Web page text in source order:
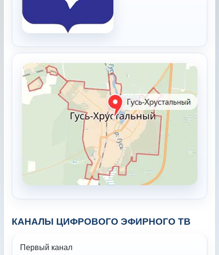
КАНАЛЫ ЦИФРОВОГО ЭФИРНОГО ТВ
Первый канал